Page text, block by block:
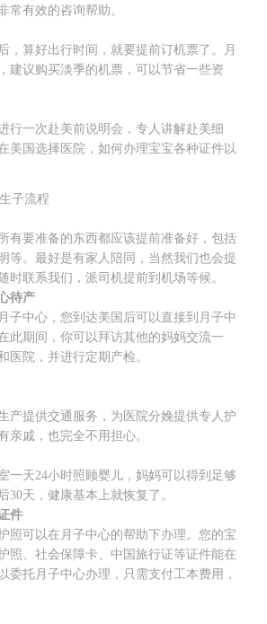
常有效的咨询帮助。
，算好出行时间，就要提前订机票了。月
建议购买淡季的机票，可以节省一些资
行一次赴美前说明会，专人讲解赴美细
美国选择医院，如何办理宝宝各种证件以
有要准备的东西都应该提前准备好，包括
等。最好是有家人陪同，当然我们也会提
时联系我们，派司机提前到机场等候。
待产
子中心，您到达美国后可以直接到月子中
此期间，你可以拜访其他的妈妈交流一
医院，并进行定期产检。
产提供交通服务，为医院分娩提供专人护
亲戚，也完全不用担心。
一天24小时照顾婴儿，妈妈可以得到足够
30天，健康基本上就恢复了。
件
照可以在月子中心的帮助下办理。您的宝
照、社会保障卡、中国旅行证等证件能在
委托月子中心办理，只需支付工本费用，